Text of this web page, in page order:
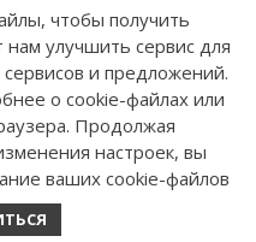
2026FinanceTimes
в Роскомнадзоре
о регистрации СМИ:
от 10 ноября 2023 г
чтобы получить
нам улучшить сервис для
и предложений.
о cookie-файлах или
Продолжая
настроек, вы
ваших cookie-файлов